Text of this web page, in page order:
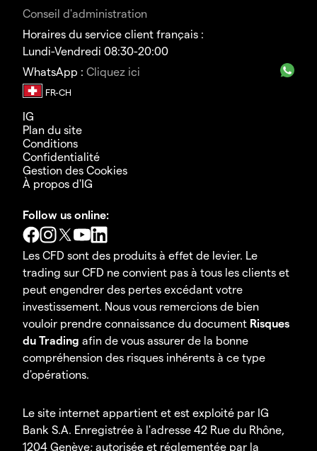
Conseil d'administration
Horaires du service client français :
Lundi-Vendredi 08:30-20:00
WhatsApp : Cliquez ici
IG
Plan du site
Conditions
Confidentialité
Gestion des Cookies
À propos d'IG
Follow us online:
Les CFD sont des produits à effet de levier. Le
trading sur CFD ne convient pas à tous les clients et
peut engendrer des pertes excédant votre
investissement. Nous vous remercions de bien
vouloir prendre connaissance du document Risques
du Trading afin de vous assurer de la bonne
compréhension des risques inhérents à ce type
d'opérations.
Le site internet appartient et est exploité par IG
Bank S.A. Enregistrée à l'adresse 42 Rue du Rhône,
1204 Genève; autorisée et réglementée par la